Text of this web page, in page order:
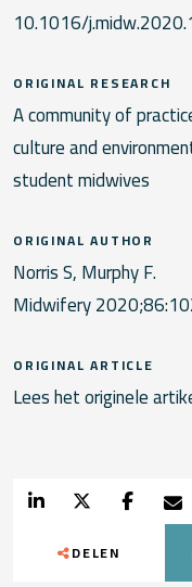
10.1016/
ORIGINAL RESEARCH
A community of
culture and
student midwives
ORIGINAL AUTHOR
Norris S, Murphy F.
Midwifery
ORIGINAL ARTICLE
Lees het originele
DELEN